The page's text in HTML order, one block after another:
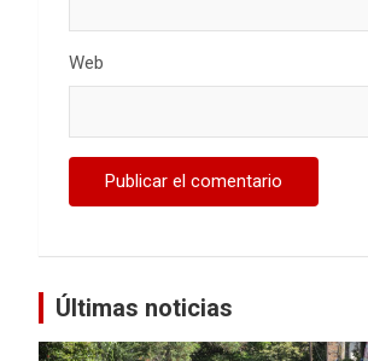
Web
Últimas noticias